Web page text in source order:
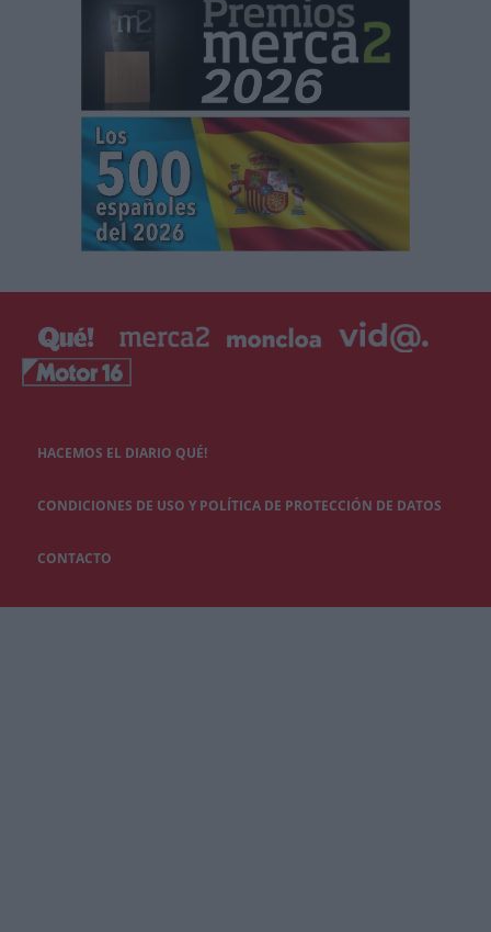
HACEMOS EL DIARIO QUÉ!
CONDICIONES DE USO Y POLÍTICA DE PROTECCIÓN DE DATOS
CONTACTO